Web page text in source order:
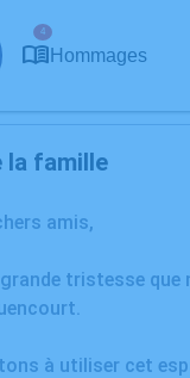
4
Hommages
la famille
amis,
grande tristesse
à utiliser cet